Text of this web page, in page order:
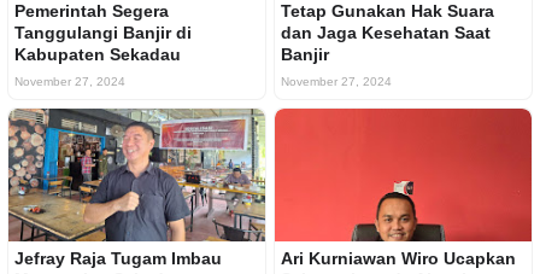
Pemerintah Segera
Tanggulangi Banjir di
Kabupaten Sekadau
November 27, 2024
Tetap Gunakan Hak Suara
dan Jaga Kesehatan Saat
Banjir
November 27, 2024
Jefray Raja Tugam Imbau
Ari Kurniawan Wiro Ucapkan